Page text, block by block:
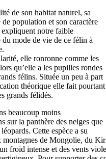
de son habitat naturel, sa
population et son caractère
expliquent notre faible
du mode de vie de ce félin à
elle ronronne comme les
qu’elle a les pupilles rondes
félins. Située un peu à part
théorique elle fait pourtant
grands félidés.
beaucoup moins
sur la panthère des neiges que
Cette espèce a su
montagnes de Mongolie, du
froid intense et des vents